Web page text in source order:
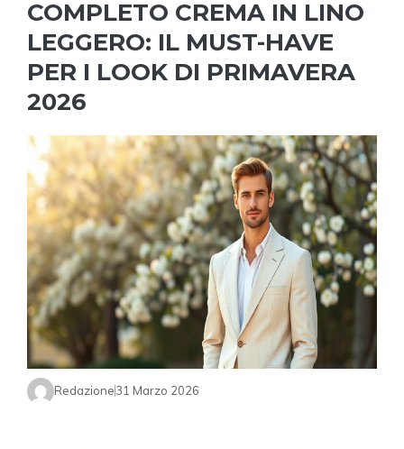
COMPLETO CREMA IN LINO
LEGGERO: IL MUST-HAVE
PER I LOOK DI PRIMAVERA
2026
Redazione31 Marzo 2026